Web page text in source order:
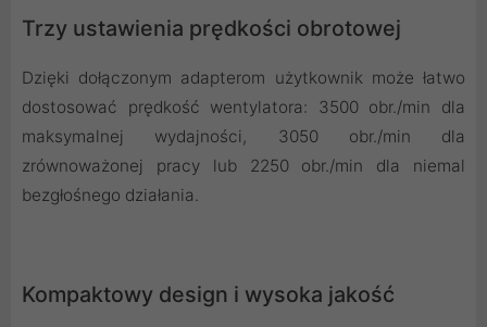
Trzy ustawienia prędkości obrotowej
Dzięki dołączonym adapterom użytkownik może łatwo
dostosować prędkość wentylatora: 3500 obr./min dla
maksymalnej wydajności, 3050 obr./min dla
zrównoważonej pracy lub 2250 obr./min dla niemal
bezgłośnego działania.
Kompaktowy design i wysoka jakość